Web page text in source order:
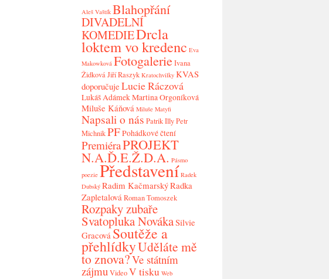
Aleš Vaštík Blahopřání
DIVADELNÍ
KOMEDIEDrcla
loktem vo kredenc Eva
Makowková FotogalerieIvana
ŽidkováJiří Raszyk Kratochvilky KVAS
doporučuje Lucie Ráczová
Lukáš AdámekMartina Orgoníková
Miluše Káňová Miluše Matyfi
Napsali o nás Patrik IllyPetr
MichnikPFPohádkové čtení
PremiéraPROJEKT
N.A.Ď.E.Ž.D.A. Pásmo
poezie Představení Radek
Dubský Radim KačmarskýRadka
ZapletalováRoman Tomoszek
Rozpaky zubaře
Svatopluka NovákaSilvie
Gracová Soutěže a
přehlídkyUděláte mě
to znova?Ve státním
zájmuVideoV tisku Web